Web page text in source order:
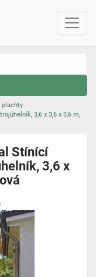
3,6 x 3,6 x 3,6 m,
Stínící
3,6 x